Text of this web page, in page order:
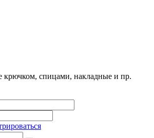
крючком, спицами, накладные и пр.